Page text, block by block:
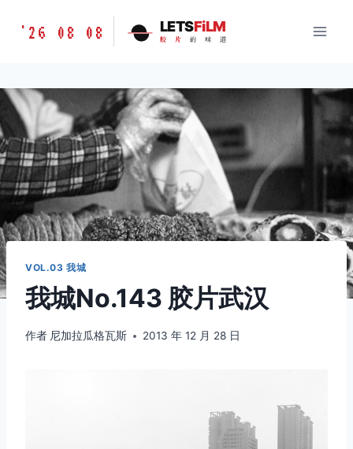
胶
味
道
LETSFILM
'26 08 08 LETSFiLM
胶 片 的 味 道
VOL.03 我城
我城No.143 胶片武汉
作者 尼加拉瓜格瓦斯 2013 年 12 月 28 日